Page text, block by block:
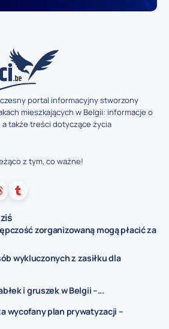
portal informacyjny stworzony
mieszkających w Belgii: informacje o
także treści dotyczące życia
z tym, co ważne!
zorganizowaną mogą płacić za
wykluczonych z zasiłku dla
i gruszek w Belgii –...
wycofany plan prywatyzacji –